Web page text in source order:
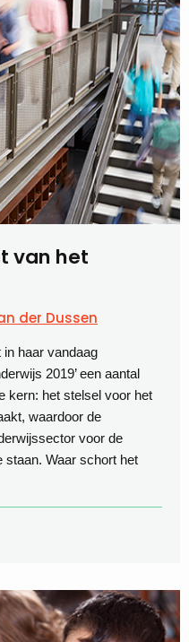
van het
der Dussen
haar vandaag
2019’ een aantal
kern: het stelsel voor het
waardoor de
voor de
staan. Waar schort het